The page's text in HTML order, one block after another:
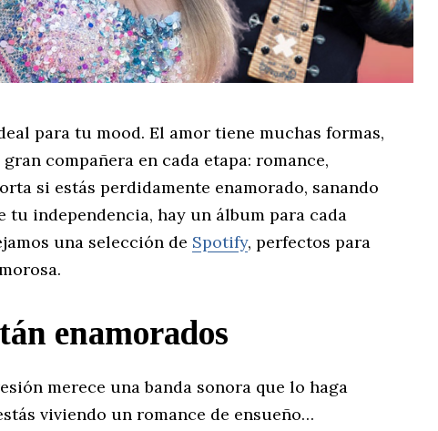
para tu mood. El amor tiene muchas formas,
compañera en cada etapa: romance,
si estás perdidamente enamorado, sanando
independencia, hay un álbum para cada
una selección de Spotify, perfectos para
enamorados
merece una banda sonora que lo haga
viviendo un romance de ensueño…